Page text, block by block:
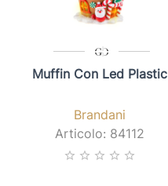
Muffin Con Led Plastic
Brandani
Articolo: 84112
star_border star_border star_border star_border star_border